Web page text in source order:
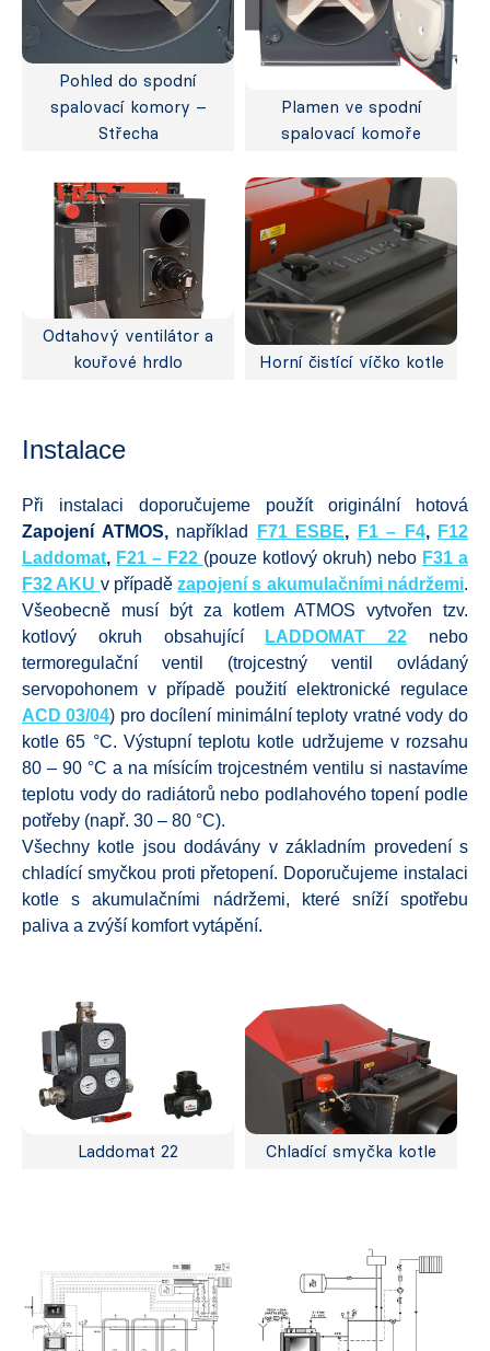
Pohled do spodní
spalovací komory –
Střecha
Plamen ve spodní
spalovací komoře
Odtahový ventilátor a
kouřové hrdlo
Horní čistící víčko kotle
Instalace
Při instalaci doporučujeme použít originální hotová
Zapojení ATMOS, například F71 ESBE, F1 – F4, F12
Laddomat, F21 – F22 (pouze kotlový okruh) nebo F31 a
F32 AKU v případězapojení s akumulačními nádržemi.
Všeobecně musí být za kotlem ATMOS vytvořen tzv.
kotlový okruh obsahující
LADDOMAT 22 nebo
termoregulační ventil (trojcestný ventil ovládaný
servopohonem v případě použití elektronické regulace
ACD 03/04) pro docílení minimální teploty vratné vody do
kotle 65 °C. Výstupní teplotu kotle udržujeme v rozsahu
80 – 90 °C a na mísícím trojcestném ventilu si nastavíme
teplotu vody do radiátorů nebo podlahového topení podle
potřeby (např. 30 – 80 °C).
Všechny kotle jsou dodávány v základním provedení s
chladící smyčkou proti přetopení. Doporučujeme instalaci
kotle s akumulačními nádržemi, které sníží spotřebu
paliva a zvýší komfort vytápění.
Laddomat 22 Chladící smyčka kotle